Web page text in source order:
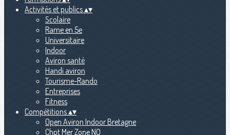
Activités et publics▴▾
Scolaire
Rame en 5e
Universitaire
Indoor
Aviron santé
Handi aviron
Tourisme-Rando
Entreprises
Fitness
Compétitions▴▾
Open Aviron Indoor Bretagne
Chpt Mer Zone NO